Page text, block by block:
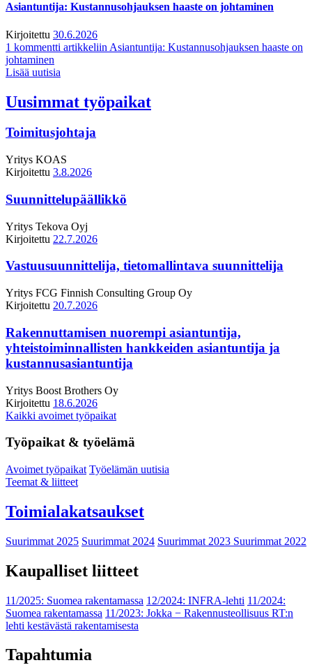
Asiantuntija: Kustannusohjauksen haaste on johtaminen
Kirjoitettu 30.6.2026
1 kommentti artikkeliin Asiantuntija: Kustannusohjauksen haaste on
johtaminen
Lisää uutisia
Uusimmat työpaikat
Toimitusjohtaja
Yritys KOAS
Kirjoitettu 3.8.2026
Suunnittelupäällikkö
Yritys Tekova Oyj
Kirjoitettu 22.7.2026
Vastuusuunnittelija, tietomallintava suunnittelija
Yritys FCG Finnish Consulting Group Oy
Kirjoitettu 20.7.2026
Rakennuttamisen nuorempi asiantuntija,
yhteistoiminnallisten hankkeiden asiantuntija ja
kustannusasiantuntija
Yritys Boost Brothers Oy
Kirjoitettu 18.6.2026
Kaikki avoimet työpaikat
Työpaikat & työelämä
Avoimet työpaikat Työelämän uutisia
Teemat & liitteet
Toimialakatsaukset
Suurimmat 2025 Suurimmat 2024 Suurimmat 2023 Suurimmat 2022
Kaupalliset liitteet
11/2025: Suomea rakentamassa 12/2024: INFRA-lehti 11/2024:
Suomea rakentamassa 11/2023: Jokka − Rakennusteollisuus RT:n
lehti kestävästä rakentamisesta
Tapahtumia